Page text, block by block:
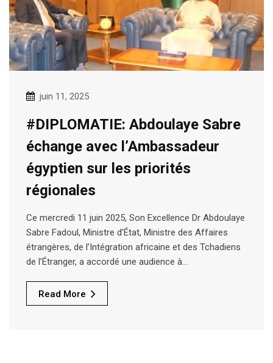
juin 11, 2025
#DIPLOMATIE: Abdoulaye Sabre
échange avec l’Ambassadeur
égyptien sur les priorités
régionales
Ce mercredi 11 juin 2025, Son Excellence Dr Abdoulaye
Sabre Fadoul, Ministre d’État, Ministre des Affaires
étrangères, de l’Intégration africaine et des Tchadiens
de l’Étranger, a accordé une audience à…
Read More